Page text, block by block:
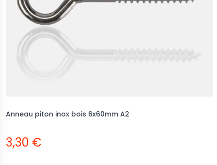
Anneau piton inox bois 6x60mm A2
3,30 €